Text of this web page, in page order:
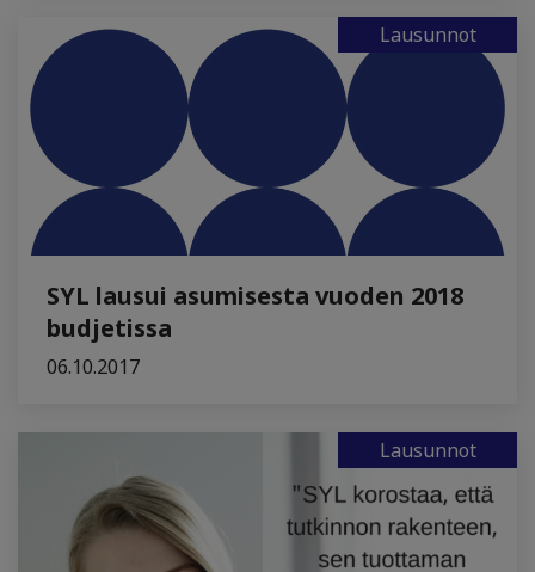
Lausunnot
SYL lausui asumisesta vuoden 2018
budjetissa
06.10.2017
Lausunnot